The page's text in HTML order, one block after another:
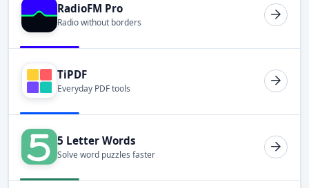
RadioFM Pro
Radio without borders
TiPDF
Everyday PDF tools
5 Letter Words
Solve word puzzles faster